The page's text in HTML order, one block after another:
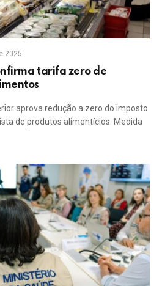
2025
tarifa zero de
aprova redução a zero do imposto
de produtos alimentícios. Medida